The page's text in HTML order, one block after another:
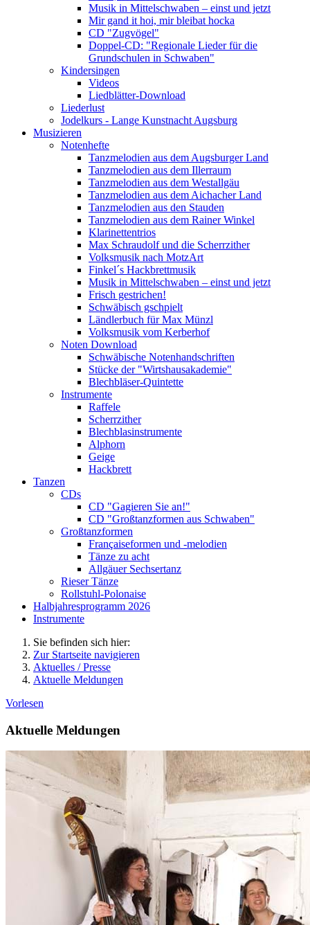
Musik in Mittelschwaben – einst und jetzt
Mir gand it hoi, mir bleibat hocka
CD "Zugvögel"
Doppel-CD: "Regionale Lieder für die
Grundschulen in Schwaben"
Kindersingen
Videos
Liedblätter-Download
Liederlust
Jodelkurs - Lange Kunstnacht Augsburg
Musizieren
Notenhefte
Tanzmelodien aus dem Augsburger Land
Tanzmelodien aus dem Illerraum
Tanzmelodien aus dem Westallgäu
Tanzmelodien aus dem Aichacher Land
Tanzmelodien aus den Stauden
Tanzmelodien aus dem Rainer Winkel
Klarinettentrios
Max Schraudolf und die Scherrzither
Volksmusik nach MotzArt
Finkel´s Hackbrettmusik
Musik in Mittelschwaben – einst und jetzt
Frisch gestrichen!
Schwäbisch gschpielt
Ländlerbuch für Max Münzl
Volksmusik vom Kerberhof
Noten Download
Schwäbische Notenhandschriften
Stücke der "Wirtshausakademie"
Blechbläser-Quintette
Instrumente
Raffele
Scherrzither
Blechblasinstrumente
Alphorn
Geige
Hackbrett
Tanzen
CDs
CD "Gagieren Sie an!"
CD "Großtanzformen aus Schwaben"
Großtanzformen
Françaiseformen und -melodien
Tänze zu acht
Allgäuer Sechsertanz
Rieser Tänze
Rollstuhl-Polonaise
Halbjahresprogramm 2026
Instrumente
Sie befinden sich hier:
Zur Startseite navigieren
Aktuelles / Presse
Aktuelle Meldungen
Vorlesen
Aktuelle Meldungen